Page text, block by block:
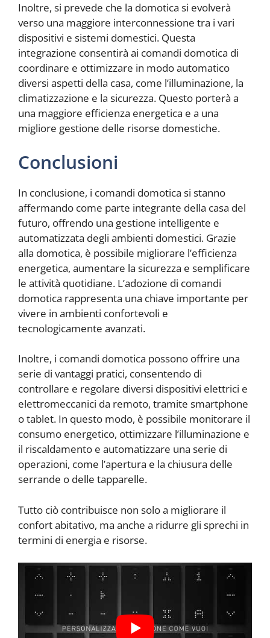
Inoltre, si prevede che la domotica si evolverà
verso una maggiore interconnessione tra i vari
dispositivi e sistemi domestici. Questa
integrazione consentirà ai comandi domotica di
coordinare e ottimizzare in modo automatico
diversi aspetti della casa, come l’illuminazione, la
climatizzazione e la sicurezza. Questo porterà a
una maggiore efficienza energetica e a una
migliore gestione delle risorse domestiche.
Conclusioni
In conclusione, i comandi domotica si stanno
affermando come parte integrante della casa del
futuro, offrendo una gestione intelligente e
automatizzata degli ambienti domestici. Grazie
alla domotica, è possibile migliorare l’efficienza
energetica, aumentare la sicurezza e semplificare
le attività quotidiane. L’adozione di comandi
domotica rappresenta una chiave importante per
vivere in ambienti confortevoli e
tecnologicamente avanzati.
Inoltre, i comandi domotica possono offrire una
serie di vantaggi pratici, consentendo di
controllare e regolare diversi dispositivi elettrici e
elettromeccanici da remoto, tramite smartphone
o tablet. In questo modo, è possibile monitorare il
consumo energetico, ottimizzare l’illuminazione e
il riscaldamento e automatizzare una serie di
operazioni, come l’apertura e la chiusura delle
serrande o delle tapparelle.
Tutto ciò contribuisce non solo a migliorare il
confort abitativo, ma anche a ridurre gli sprechi in
termini di energia e risorse.